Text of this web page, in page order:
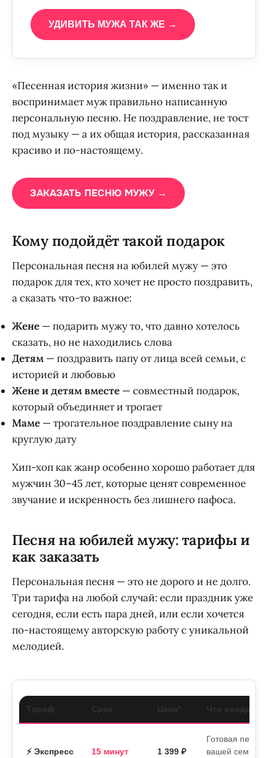
УДИВИТЬ МУЖА ТАК ЖЕ →
«Песенная история жизни» — именно так и
воспринимает муж правильно написанную
персональную песню. Не поздравление, не тост
под музыку — а их общая история, рассказанная
красиво и по-настоящему.
ЗАКАЗАТЬ ПЕСНЮ МУЖУ →
Кому подойдёт такой подарок
Персональная песня на юбилей мужу — это
подарок для тех, кто хочет не просто поздравить,
а сказать что-то важное:
Жене — подарить мужу то, что давно хотелось
сказать, но не находились слова
Детям — поздравить папу от лица всей семьи, с
историей и любовью
Жене и детям вместе — совместный подарок,
который объединяет и трогает
Маме — трогательное поздравление сыну на
круглую дату
Хип-хоп как жанр особенно хорошо работает для
мужчин 30–45 лет, которые ценят современное
звучание и искренность без лишнего пафоса.
Песня на юбилей мужу: тарифы и
как заказать
Персональная песня — это не дорого и не долго.
Три тарифа на любой случай: если праздник уже
сегодня, если есть пара дней, или если хочется
по-настоящему авторскую работу с уникальной
мелодией.
Тариф Срок Цена* Что входит
⚡ Экспресс 15 минут 1 399 ₽
Готовая песня
вашей семьи.